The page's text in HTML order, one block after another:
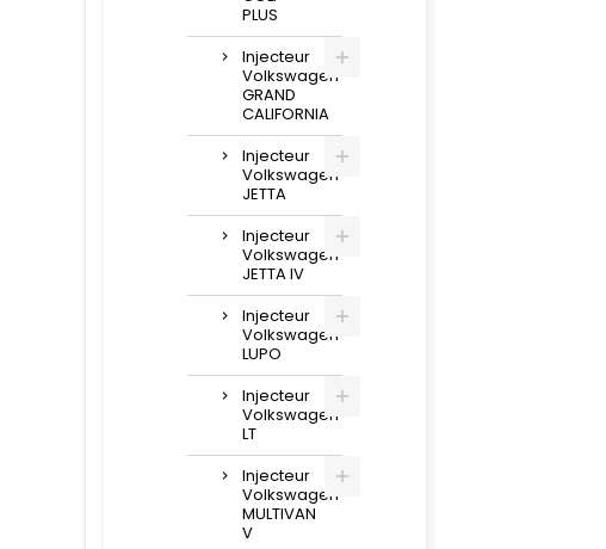
PLUS
Injecteur
Volkswagen
GRAND
CALIFORNIA
Injecteur
Volkswagen
JETTA
Injecteur
Volkswagen
JETTA IV
Injecteur
Volkswagen
LUPO
Injecteur
Volkswagen
LT
Injecteur
Volkswagen
MULTIVAN
V